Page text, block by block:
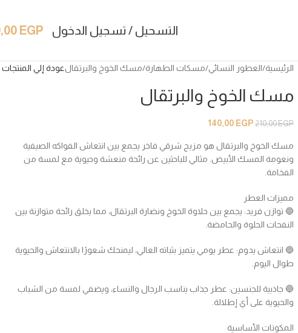
التسحيل / تسجيل الدخول EGP
الرئيسية العطور النسائي مسكات الطهارة مسك الخوخ والبرتقالعودة إلي المنتجات
مسك الخوخ والبرتقال
210,00EGP
140,00 EGP
مسك الخوخ والبرتقال هو مزيج شرقي فاخر يجمع بين انتعاش الفواكه الصيفية
ونعومة المسك الأبيض. مثالي للباحثين عن رائحة منعشة وحيوية مع لمسة من
الفخامة.
مميزات العطر
🔵 توازن فريد: يجمع بين حلاوة الخوخ ونضارة البرتقال، مما يخلق رائحة متوازنة بين
النفحات الحلوة والحامضة.
🔵 انتعاش يدوم: عطر يومي يتميز بثباته العالي، ليمنحك شعورًا بالانتعاش والحيوية
طوال اليوم.
🔵 جاذبية للجنسين: عطر جذاب يناسب الرجال والنساء، ويضفي لمسة من الشباب
والحيوية على أي إطلالة.
المكونات الأساسية